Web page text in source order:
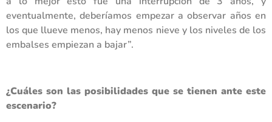
eventualmente, deberíamos empezar a observar años en
los que llueve menos, hay menos nieve y los niveles de los
embalses empiezan a bajar”.
¿Cuáles son las posibilidades que se tienen ante este
escenario?